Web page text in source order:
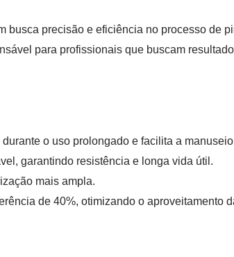
precisão e eficiência no processo de
para profissionais que buscam
o uso prolongado e facilita a
garantindo resistência e longa vida útil.
mais ampla.
de 40%, otimizando o aproveitamento